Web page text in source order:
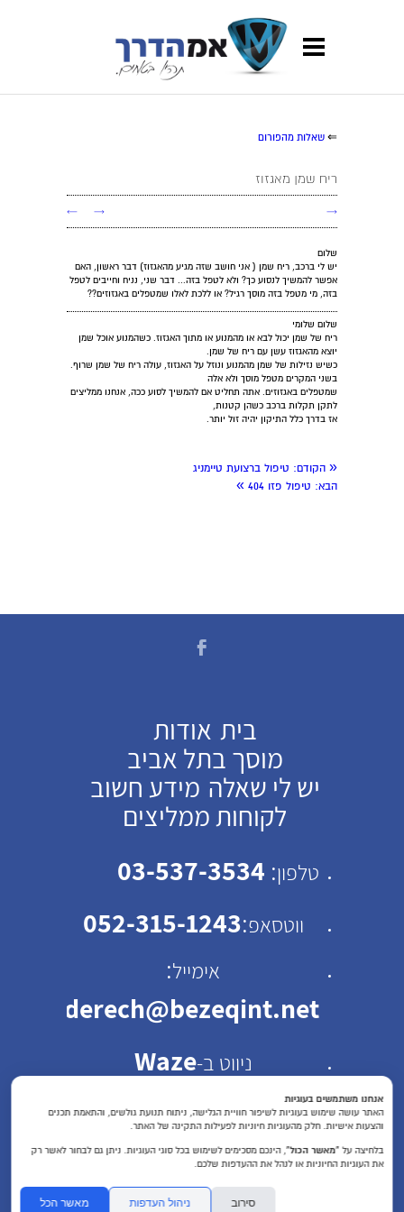
⇐ שאלות מהפורום
ריח שמן מאגזוז
→
→
←
שלום
יש לי ברכב, ריח שמן ( אני חושב שזה מגיע מהאגזוז) דבר ראשון, האם
אפשר להמשיך לנסוע כך? ולא לטפל בזה... דבר שני, נניח וחייבים לטפל
בזה, מי מטפל בזה מוסך רגיל? או ללכת לאלו שמטפלים באגזוזים??
שלום שלומי
ריח של שמן יכול לבא או מהמנוע או מתוך האגזוז. כשהמנוע אוכל שמן
יוצא מהאגזוז עשן עם ריח של שמן.
כשיש נזילות של שמן מהמנוע ונוזל על האגזוז, עולה ריח של שמן שרוף.
בשני המקרים מטפל מוסך ולא אלה
שמטפלים באגזוזים. אתה תחליט אם להמשיך לסוע ככה, אנחנו ממליצים
לתקן תקלות ברכב כשהן קטנות,
אז בדרך כלל התיקון יהיה זול יותר.
« הקודם: טיפול ברצועת טיימניג
הבא: טיפול פזו 404 »
בית אודות
מוסך בתל אביב
יש לי שאלה מידע חשוב
לקוחות ממליצים
טלפון:
03-537-3534
ווטסאפ:
052-315-1243
אימייל:
ניווט ב-Waze
כתובת: רחוב ישראל ב"ק
30 תל אביב
שעות פעילות : א'-ה'
אנחנו משתמשים בעוגיות
האתר עושה שימוש בעוגיות לשיפור חוויית הגלישה, ניתוח תנועת גולשים, והתאמת תכנים
והצעות אישיות. חלק מהעוגיות חיוניות לפעילות התקינה של האתר.
בלחיצה על “מאשר הכול”, הינכם מסכימים לשימוש בכל סוגי העוגיות. ניתן גם לבחור לאשר רק
את העוגיות החיוניות או לנהל את ההעדפות שלכם.
סירוב ניהול העדפות מאשר הכל